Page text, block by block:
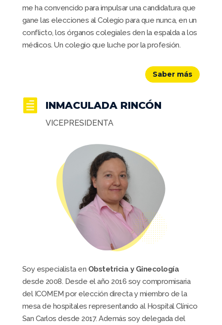
me ha convencido para impulsar una candidatura que
gane las elecciones al Colegio para que nunca, en un
conflicto, los órganos colegiales den la espalda a los
médicos. Un colegio que luche por la profesión.
Saber más
 INMACULADA RINCÓN
VICEPRESIDENTA
Soy especialista en Obstetricia y Ginecología
desde 2008. Desde el año 2016 soy compromisaria
del ICOMEM por elección directa y miembro de la
mesa de hospitales representando al Hospital Clínico
San Carlos desde 2017. Además soy delegada del